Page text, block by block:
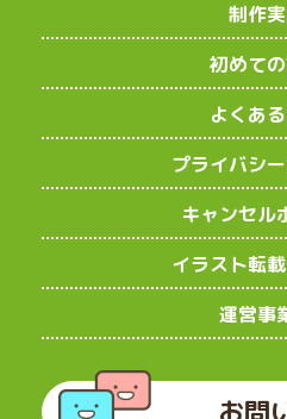
制作
初めて
よくあ
プライバシ
キャンセル
イラスト転
運営事
お問